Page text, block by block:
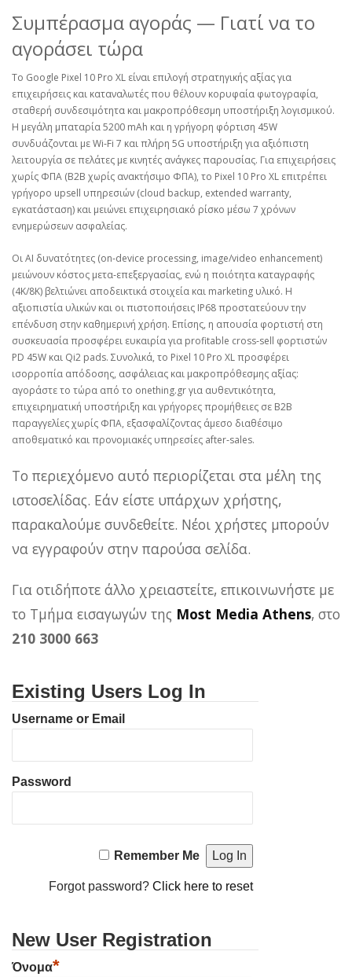
Συμπέρασμα αγοράς — Γιατί να το
αγοράσει τώρα
Το Google Pixel 10 Pro XL είναι επιλογή στρατηγικής αξίας για
επιχειρήσεις και καταναλωτές που θέλουν κορυφαία φωτογραφία,
σταθερή συνδεσιμότητα και μακροπρόθεσμη υποστήριξη λογισμικού.
Η μεγάλη μπαταρία 5200 mAh και η γρήγορη φόρτιση 45W
συνδυάζονται με Wi‑Fi 7 και πλήρη 5G υποστήριξη για αξιόπιστη
λειτουργία σε πελάτες με κινητές ανάγκες παρουσίας. Για επιχειρήσεις
χωρίς ΦΠΑ (B2B χωρίς ανακτήσιμο ΦΠΑ), το Pixel 10 Pro XL επιτρέπει
γρήγορο upsell υπηρεσιών (cloud backup, extended warranty,
εγκατάσταση) και μειώνει επιχειρησιακό ρίσκο μέσω 7 χρόνων
ενημερώσεων ασφαλείας.
Οι AI δυνατότητες (on‑device processing, image/videο enhancement)
μειώνουν κόστος μετα‑επεξεργασίας, ενώ η ποιότητα καταγραφής
(4K/8K) βελτιώνει αποδεικτικά στοιχεία και marketing υλικό. Η
αξιοπιστία υλικών και οι πιστοποιήσεις IP68 προστατεύουν την
επένδυση στην καθημερινή χρήση. Επίσης, η απουσία φορτιστή στη
συσκευασία προσφέρει ευκαιρία για profitable cross‑sell φορτιστών
PD 45W και Qi2 pads. Συνολικά, το Pixel 10 Pro XL προσφέρει
ισορροπία απόδοσης, ασφάλειας και μακροπρόθεσμης αξίας:
αγοράστε το τώρα από το onething.gr για αυθεντικότητα,
επιχειρηματική υποστήριξη και γρήγορες προμήθειες σε B2B
παραγγελίες χωρίς ΦΠΑ, εξασφαλίζοντας άμεσο διαθέσιμο
αποθεματικό και προνομιακές υπηρεσίες after‑sales.
Το περιεχόμενο αυτό περιορίζεται στα μέλη της
ιστοσελίδας. Εάν είστε υπάρχων χρήστης,
παρακαλούμε συνδεθείτε. Νέοι χρήστες μπορούν
να εγγραφούν στην παρούσα σελίδα.
Για οτιδήποτε άλλο χρειαστείτε, επικοινωνήστε με
το Τμήμα εισαγωγών της Most Media Athens, στο
210 3000 663
Existing Users Log In
Username or Email
Password
Remember Me
Forgot password?Click here to reset
New User Registration
Όνομα*